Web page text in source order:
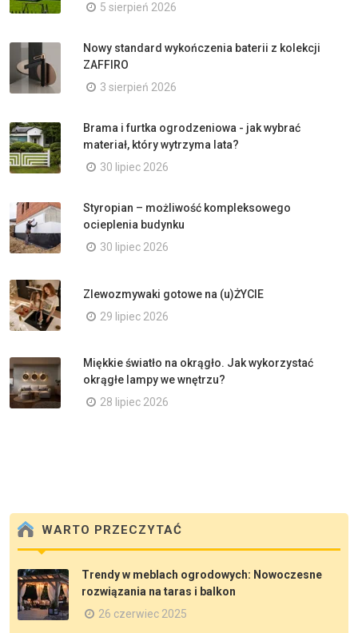
5 sierpień 2026
Nowy standard wykończenia baterii z kolekcji
ZAFFIRO
3 sierpień 2026
Brama i furtka ogrodzeniowa - jak wybrać
materiał, który wytrzyma lata?
30 lipiec 2026
Styropian – możliwość kompleksowego
ocieplenia budynku
30 lipiec 2026
Zlewozmywaki gotowe na (u)ŻYCIE
29 lipiec 2026
Miękkie światło na okrągło. Jak wykorzystać
okrągłe lampy we wnętrzu?
28 lipiec 2026
WARTO PRZECZYTAĆ
Trendy w meblach ogrodowych: Nowoczesne
rozwiązania na taras i balkon
26 czerwiec 2025